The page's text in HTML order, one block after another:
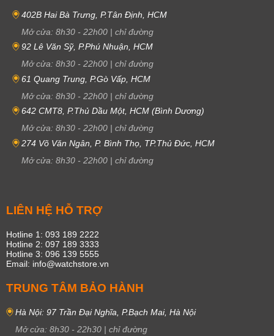
402B Hai Bà Trưng, P.Tân Định, HCM
Mở cửa: 8h30 - 22h00 | chỉ đường
92 Lê Văn Sỹ, P.Phú Nhuận, HCM
Mở cửa: 8h30 - 22h00 | chỉ đường
61 Quang Trung, P.Gò Vấp, HCM
Mở cửa: 8h30 - 22h00 | chỉ đường
642 CMT8, P.Thủ Dầu Một, HCM (Bình Dương)
Mở cửa: 8h30 - 22h00 | chỉ đường
274 Võ Văn Ngân, P. Bình Thọ, TP.Thủ Đức, HCM
Mở cửa: 8h30 - 22h00 | chỉ đường
LIÊN HỆ HỖ TRỢ
Hotline 1: 093 189 2222
Hotline 2: 097 189 3333
Hotline 3: 096 139 5555
Email: info@watchstore.vn
TRUNG TÂM BẢO HÀNH
Hà Nội: 97 Trần Đại Nghĩa, P.Bạch Mai, Hà Nội
Mở cửa: 8h30 - 22h30 | chỉ đường